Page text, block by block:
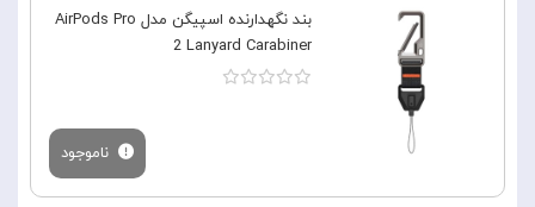
بند نگهدارنده اسپیگن مدل AirPods Pro
2 Lanyard Carabiner
ناموجود